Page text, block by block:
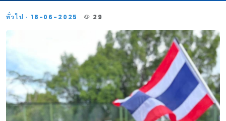
ทั่วไป · 18-06-2025 29